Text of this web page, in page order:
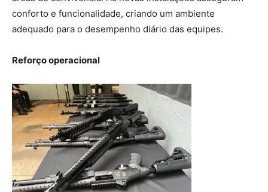
conforto e funcionalidade, criando um ambiente
adequado para o desempenho diário das equipes.
Reforço operacional